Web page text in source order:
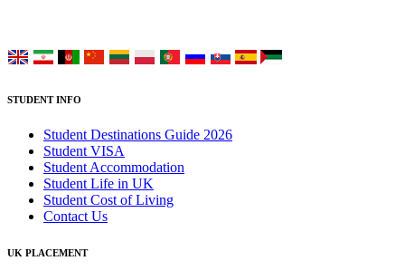
STUDENT INFO
Student Destinations Guide 2026
Student VISA
Student Accommodation
Student Life in UK
Student Cost of Living
Contact Us
UK PLACEMENT